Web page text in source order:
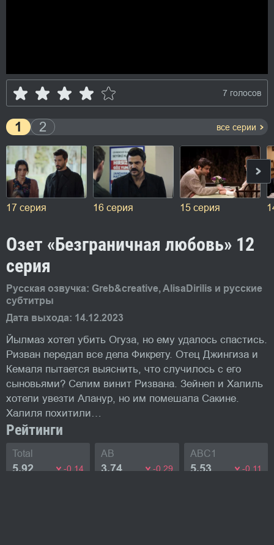
7 голосов
1 2 все серии
17 серия 16 серия 15 серия
Озет «Безграничная любовь» 12
серия
Русская озвучка: Greb&creative, AlisaDirilis и русские
субтитры
Дата выхода: 14.12.2023
Йылмаз хотел убить Огуза, но ему удалось спастись.
Ризван передал все дела Фикрету. Отец Джингиза и
Кемаля пытается выяснить, что случилось с его
сыновьями? Селим винит Ризвана. Зейнеп и Халиль
хотели увезти Аланур, но им помешала Сакине.
Халиля похитили…
Рейтинги
Total
5.92 -0.14
AB
3.74 -0.29
ABC1
5.53 -0.11